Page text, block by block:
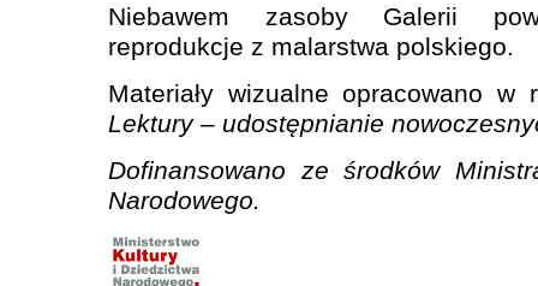
Niebawem zasoby Galerii
reprodukcje z malarstwa polskiego.
Materiały wizualne opracowano w
Lektury – udostępnianie
Dofinansowano ze środków
Narodowego.